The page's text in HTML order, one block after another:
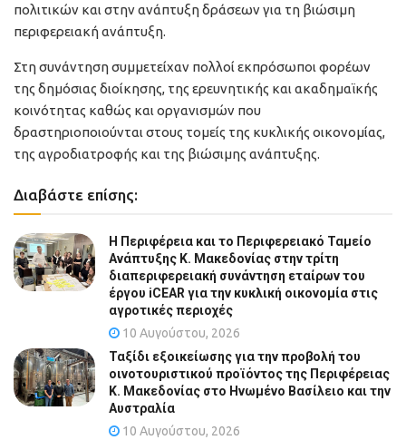
πολιτικών και στην ανάπτυξη δράσεων για τη βιώσιμη
περιφερειακή ανάπτυξη.
Στη συνάντηση συμμετείχαν πολλοί εκπρόσωποι φορέων
της δημόσιας διοίκησης, της ερευνητικής και ακαδημαϊκής
κοινότητας καθώς και οργανισμών που
δραστηριοποιούνται στους τομείς της κυκλικής οικονομίας,
της αγροδιατροφής και της βιώσιμης ανάπτυξης.
Διαβάστε επίσης:
Η Περιφέρεια και το Περιφερειακό Ταμείο
Ανάπτυξης Κ. Μακεδονίας στην τρίτη
διαπεριφερειακή συνάντηση εταίρων του
έργου iCEAR για την κυκλική οικονομία στις
αγροτικές περιοχές
10 Αυγούστου, 2026
Ταξίδι εξοικείωσης για την προβολή του
οινοτουριστικού προϊόντος της Περιφέρειας
Κ. Μακεδονίας στο Ηνωμένο Βασίλειο και την
Αυστραλία
10 Αυγούστου, 2026